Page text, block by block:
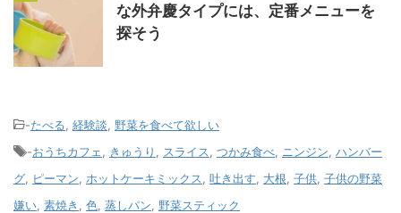
な外弁慶タイプには、定番メニューを
探そう
-たべる 経験談
野菜を食べて欲しい
-おうちカフェ きゅうり スライス つかみ食べ ニンジン ハンバー
グ
ピーマン ホットケーキミックス 吐き出す 大根 子供 子供の野菜
嫌い 素焼き 色 蒸しパン 野菜スティック